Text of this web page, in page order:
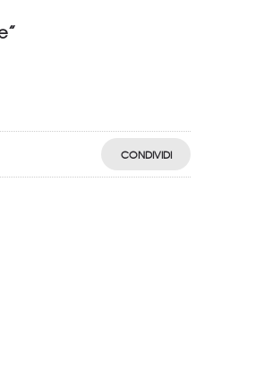
CONDIVIDI